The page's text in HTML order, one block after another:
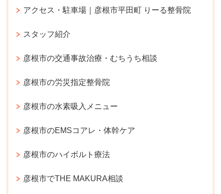
アクセス・駐車場｜彦根市平田町 りーる整骨院
スタッフ紹介
彦根市の交通事故治療・むちうち相談
彦根市の労災指定整骨院
彦根市の水素吸入メニュー
彦根市のEMSコアレ・体幹ケア
彦根市のハイボルト療法
彦根市でTHE MAKURA相談